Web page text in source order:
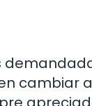
cambiar